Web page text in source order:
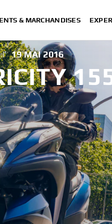
& MARCHANDISES
| 19 MAI 2016